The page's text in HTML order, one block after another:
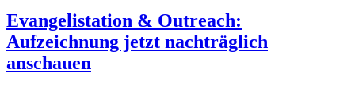
Evangelistation & Outreach:
Aufzeichnung jetzt nachträglich
anschauen